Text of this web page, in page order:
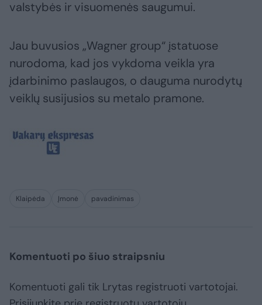
valstybės ir visuomenės saugumui.
Jau buvusios „Wagner group“ įstatuose
nurodoma, kad jos vykdoma veikla yra
įdarbinimo paslaugos, o dauguma nurodytų
veiklų susijusios su metalo pramone.
Klaipėda Įmonė pavadinimas
Komentuoti po šiuo straipsniu
Komentuoti gali tik Lrytas registruoti vartotojai.